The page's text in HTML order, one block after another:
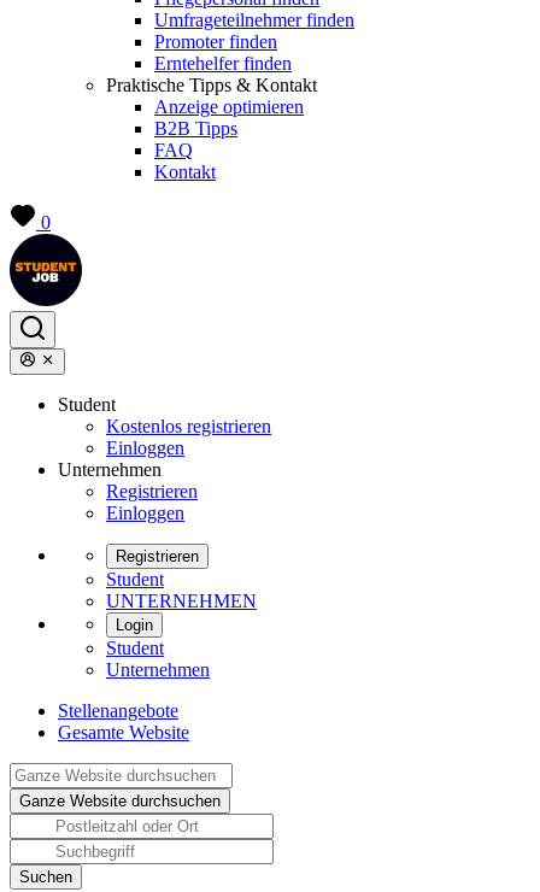
Umfrageteilnehmer finden
Promoter finden
Erntehelfer finden
Praktische Tipps & Kontakt
Anzeige optimieren
B2B Tipps
FAQ
Kontakt
0
Student
Kostenlos registrieren
Einloggen
Unternehmen
Registrieren
Einloggen
Registrieren
Student
UNTERNEHMEN
Login
Student
Unternehmen
Stellenangebote
Gesamte Website